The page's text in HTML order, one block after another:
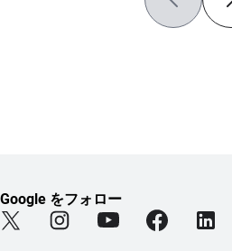
Google をフォロー
Find Android on Twitter (新しいタブ
Find Android on Instagram (
Find Android on
Find Find